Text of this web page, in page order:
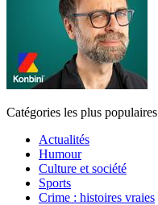
Catégories les plus populaires
Actualités
Humour
Culture et société
Sports
Crime : histoires vraies